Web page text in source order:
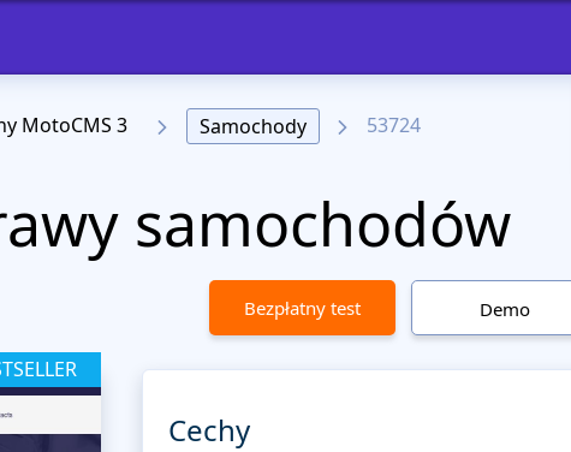
MotoCMS 3 Samochody 53724
samochodów
Bezpłatny test Demo
Cechy